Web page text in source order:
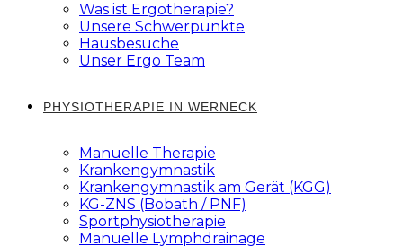
Was ist Ergotherapie?
Unsere Schwerpunkte
Hausbesuche
Unser Ergo Team
PHYSIOTHERAPIE IN WERNECK
Manuelle Therapie
Krankengymnastik
Krankengymnastik am Gerät (KGG)
KG-ZNS (Bobath / PNF)
Sportphysiotherapie
Manuelle Lymphdrainage